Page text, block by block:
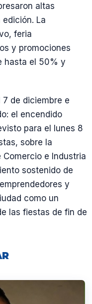
altas
La
feria
y promociones
hasta el 50% y
de diciembre e
el encendido
para el lunes 8
sobre la
Comercio e Industria
sostenido de
y
como un
las fiestas de fin de